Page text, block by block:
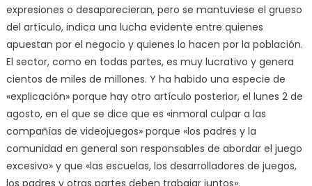
expresiones o desaparecieran, pero se mantuviese el grueso
del artículo, indica una lucha evidente entre quienes
apuestan por el negocio y quienes lo hacen por la población.
El sector, como en todas partes, es muy lucrativo y genera
cientos de miles de millones. Y ha habido una especie de
«explicación» porque hay otro artículo posterior, el lunes 2 de
agosto, en el que se dice que es «inmoral culpar a las
compañías de videojuegos» porque «los padres y la
comunidad en general son responsables de abordar el juego
excesivo» y que «las escuelas, los desarrolladores de juegos,
los padres y otras partes deben trabajar juntos».